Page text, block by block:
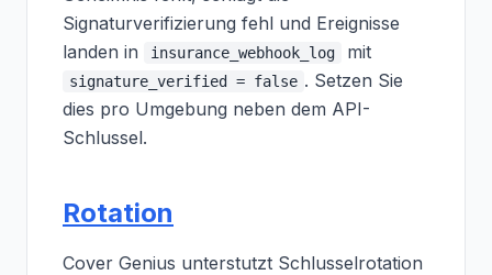
Signaturverifizierung fehl und Ereignisse
landen in
insurance_webhook_log mit
signature_verified = false . Setzen Sie
dies pro Umgebung neben dem API-
Schlussel.
Rotation
Cover Genius unterstutzt Schlusselrotation